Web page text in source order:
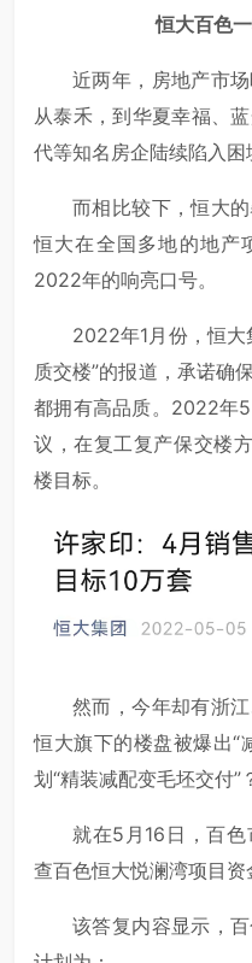
恒大百色
近两年，房地产市
从泰禾，到华夏幸福、
代等知名房企陆续陷入困
而相比较下，恒大
恒大在全国多地的地产
2022年的响亮口号。
2022年1月份，恒大
质交楼”的报道，承诺确
都拥有高品质。2022年
议，在复工复产保交楼
楼目标。
然而，今年却有浙
恒大旗下的楼盘被爆出“
划“精装减配变毛坯交付”
就在5月16日，百
查百色恒大悦澜湾项目资
该答复内容显示，